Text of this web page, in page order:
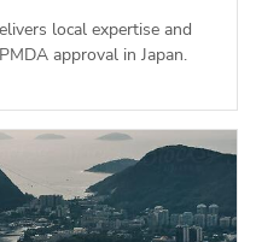
local expertise and
approval in Japan.